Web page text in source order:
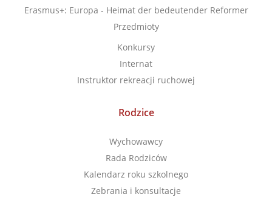
Erasmus+: Europa - Heimat der bedeutender Reformer
Przedmioty
Konkursy
Internat
Instruktor rekreacji ruchowej
Rodzice
Wychowawcy
Rada Rodziców
Kalendarz roku szkolnego
Zebrania i konsultacje